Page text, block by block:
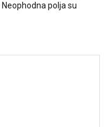
Neophodna polja su